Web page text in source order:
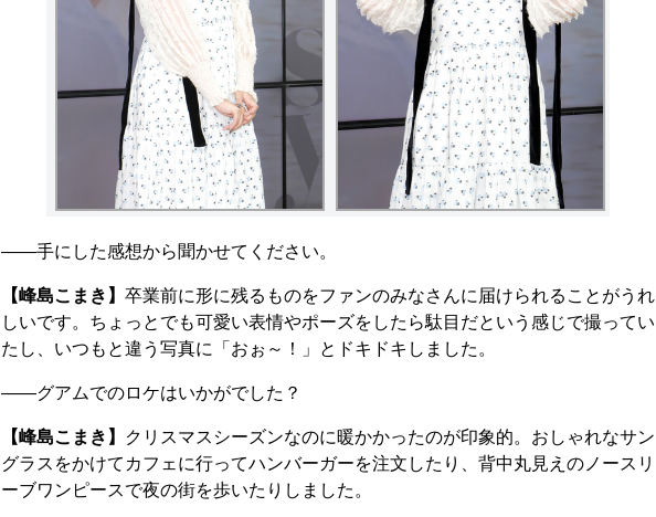
――手にした感想から聞かせてください。
【峰島こまき】 卒業前に形に残るものをファンのみなさんに届けられることがうれ
しいです。ちょっとでも可愛い表情やポーズをしたら駄目だという感じで撮ってい
たし、いつもと違う写真に「おぉ～！」とドキドキしました。
――グアムでのロケはいかがでした？
【峰島こまき】
クリスマスシーズンなのに暖かかったのが印象的。おしゃれなサン
グラスをかけてカフェに行ってハンバーガーを注文したり、背中丸見えのノースリ
ーブワンピースで夜の街を歩いたりしました。